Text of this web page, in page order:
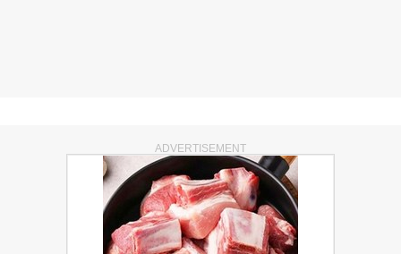
ADVERTISEMENT